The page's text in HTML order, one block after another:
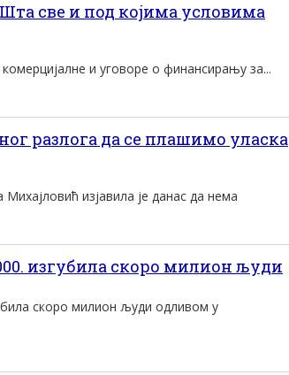
све и под којима условима
и уговоре о финансирању за...
разлога да се плашимо уласка
изjавила jе данас да нема
изгубила скоро милион људи
скоро милион људи одливом у